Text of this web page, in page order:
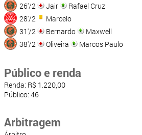
26'/2
Jair
Rafael Cruz
28'/2
Marcelo
31'/2
Bernardo
Maxwell
38'/2
Oliveira Marcos Paulo
Público e renda
Renda: R$ 1.220,00
Público: 46
Arbitragem